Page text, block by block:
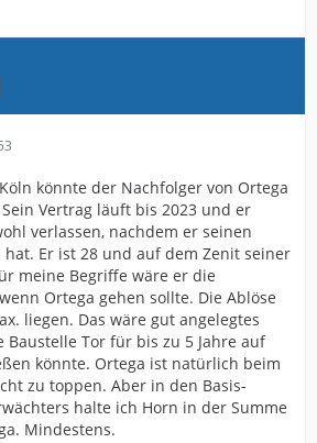
könnte der Nachfolger von Ortega
Vertrag läuft bis 2023 und er
verlassen, nachdem er seinen
Er ist 28 und auf dem Zenit seiner
meine Begriffe wäre er die
Ortega gehen sollte. Die Ablöse
liegen. Das wäre gut angelegtes
Baustelle Tor für bis zu 5 Jahre auf
könnte. Ortega ist natürlich beim
zu toppen. Aber in den Basis-
halte ich Horn in der Summe
Mindestens.